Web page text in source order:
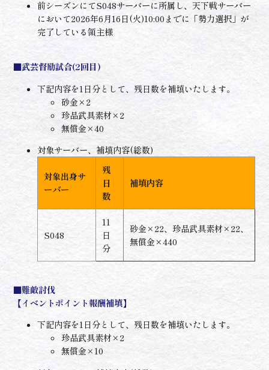
前シーズンにてS048サーバーに所属し、天下戦サーバー
において2026年6月16日(火)10:00までに「勢力選択」が
完了している領主様
■武芸督励試合(2回目)
下記内容を1日分として、残日数を補填いたします。
砂金×2
珍品武具素材×2
無償金×40
対象サーバー、補填内容(総数)
対象出身サ
ーバー
残
日
数
補填内容
S048
11
日
分
砂金×22、珍品武具素材×22、
無償金×440
■難敵討伐
【イベントポイント報酬補填】
下記内容を1日分として、残日数を補填いたします。
珍品武具素材×2
無償金×10